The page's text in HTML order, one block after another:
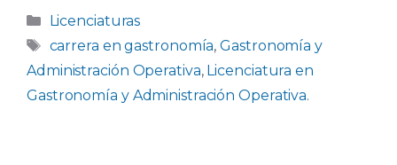
Categorías
Licenciaturas
Etiquetas
carrera en gastronomía,Gastronomía y
Administración Operativa, Licenciatura en
Gastronomía y Administración Operativa.